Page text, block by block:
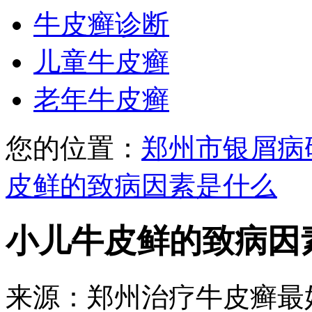
牛皮癣诊断
儿童牛皮癣
老年牛皮癣
您的位置： 郑州市银屑病
皮鲜的致病因素是什么
小儿牛皮鲜的致病因
来源：郑州治疗牛皮癣